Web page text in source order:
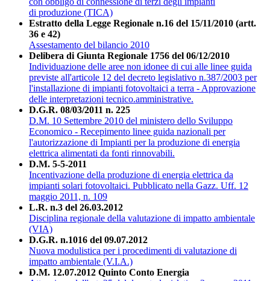
di produzione (TICA)
Estratto della Legge Regionale n.16 del 15/11/2010 (artt.
36 e 42)
Assestamento del bilancio 2010
Delibera di Giunta Regionale 1756 del 06/12/2010
Individuazione delle aree non idonee di cui alle linee guida
previste all'articole 12 del decreto legislativo n.387/2003 per
l'installazione di impianti fotovoltaici a terra - Approvazione
delle interpretazioni tecnico.amministrative.
D.G.R. 08/03/2011 n. 225
D.M. 10 Settembre 2010 del ministero dello Sviluppo
Economico - Recepimento linee guida nazionali per
l'autorizzazione di Impianti per la produzione di energia
elettrica alimentati da fonti rinnovabili.
D.M. 5-5-2011
Incentivazione della produzione di energia elettrica da
impianti solari fotovoltaici. Pubblicato nella Gazz. Uff. 12
maggio 2011, n. 109
L.R. n.3 del 26.03.2012
Disciplina regionale della valutazione di impatto ambientale
(VIA)
D.G.R. n.1016 del 09.07.2012
Nuova modulistica per i procedimenti di valutazione di
impatto ambientale (V.I.A.)
D.M. 12.07.2012 Quinto Conto Energia